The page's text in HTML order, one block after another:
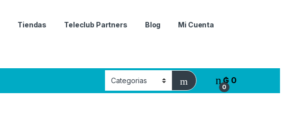
Tiendas Teleclub Partners Blog Mi Cuenta
0
₲ 0